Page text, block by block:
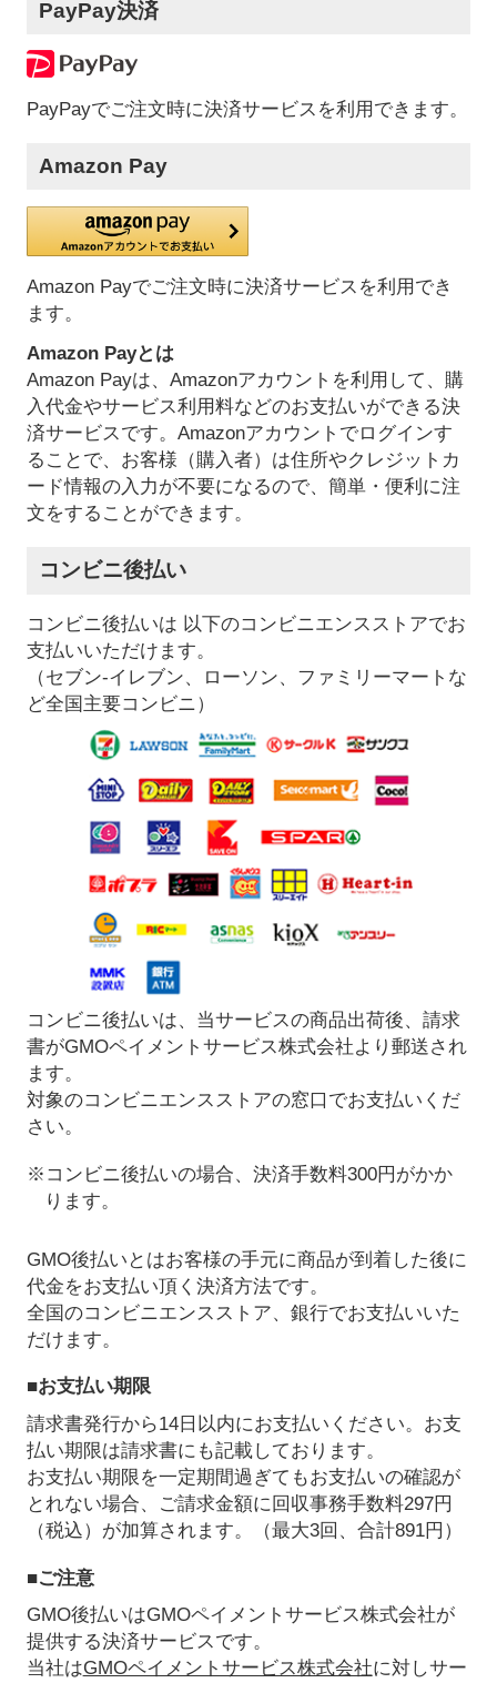
PayPay決済
PayPayでご注文時に決済サービスを利用できます。
Amazon Pay
Amazon Payでご注文時に決済サービスを利用でき
ます。
Amazon Payとは
Amazon Payは、Amazonアカウントを利用して、購
入代金やサービス利用料などのお支払いができる決
済サービスです。Amazonアカウントでログインす
ることで、お客様（購入者）は住所やクレジットカ
ード情報の入力が不要になるので、簡単・便利に注
文をすることができます。
コンビニ後払い
コンビニ後払いは 以下のコンビニエンスストアでお
支払いいただけます。
（セブン-イレブン、ローソン、ファミリーマートな
ど全国主要コンビニ）
コンビニ後払いは、当サービスの商品出荷後、請求
書がGMOペイメントサービス株式会社より郵送され
ます。
対象のコンビニエンスストアの窓口でお支払いくだ
さい。
※コンビニ後払いの場合、決済手数料300円がかか
ります。
GMO後払いとはお客様の手元に商品が到着した後に
代金をお支払い頂く決済方法です。
全国のコンビニエンスストア、銀行でお支払いいた
だけます。
■お支払い期限
請求書発行から14日以内にお支払いください。お支
払い期限は請求書にも記載しております。
お支払い期限を一定期間過ぎてもお支払いの確認が
とれない場合、ご請求金額に回収事務手数料297円
（税込）が加算されます。（最大3回、合計891円）
■ご注意
GMO後払いはGMOペイメントサービス株式会社が
提供する決済サービスです。
当社はGMOペイメントサービス株式会社に対しサー